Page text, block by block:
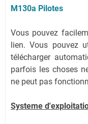
M130a Pilotes
Vous pouvez
lien.Vous pouvez
télécharger
parfois les choses
ne peut pas
Systeme